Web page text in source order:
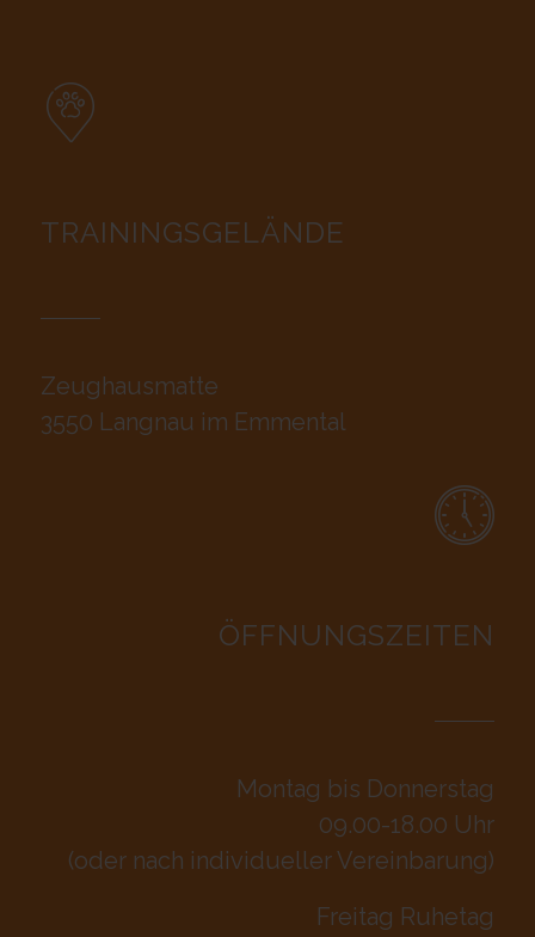
TRAININGSGELÄNDE
Zeughausmatte
3550 Langnau im Emmental
ÖFFNUNGSZEITEN
Montag bis Donnerstag
09.00-18.00 Uhr
(oder nach individueller Vereinbarung)
Freitag Ruhetag